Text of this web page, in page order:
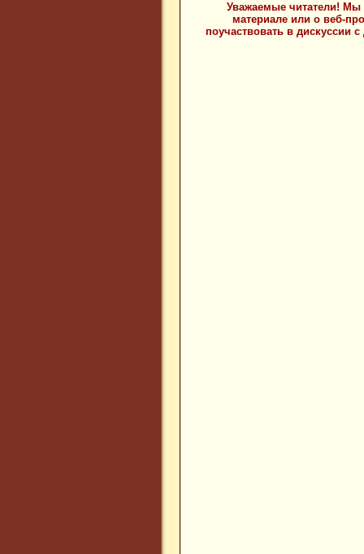
Уважаемые читатели! Мы
материале или о веб-
поучаствовать в дискуссии